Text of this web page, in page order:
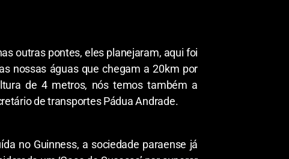
outras pontes, eles planejaram, aqui foi
nossas águas que chegam a 20km por
de 4 metros, nós temos também a
de transportes Pádua Andrade.
no Guinness, a sociedade paraense já